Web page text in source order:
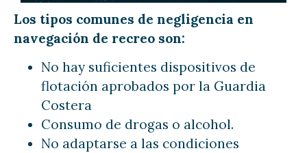
Los tipos comunes de negligencia en
navegación de recreo son:
No hay suficientes dispositivos de
flotación aprobados por la Guardia
Costera
Consumo de drogas o alcohol.
No adaptarse a las condiciones